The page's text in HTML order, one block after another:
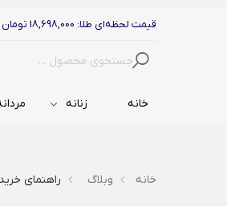
قیمت لحظه‌ای طلا: 18,698,000 تومان
جستجو
خانه زنانه
خانه وبلاگ راهنمای